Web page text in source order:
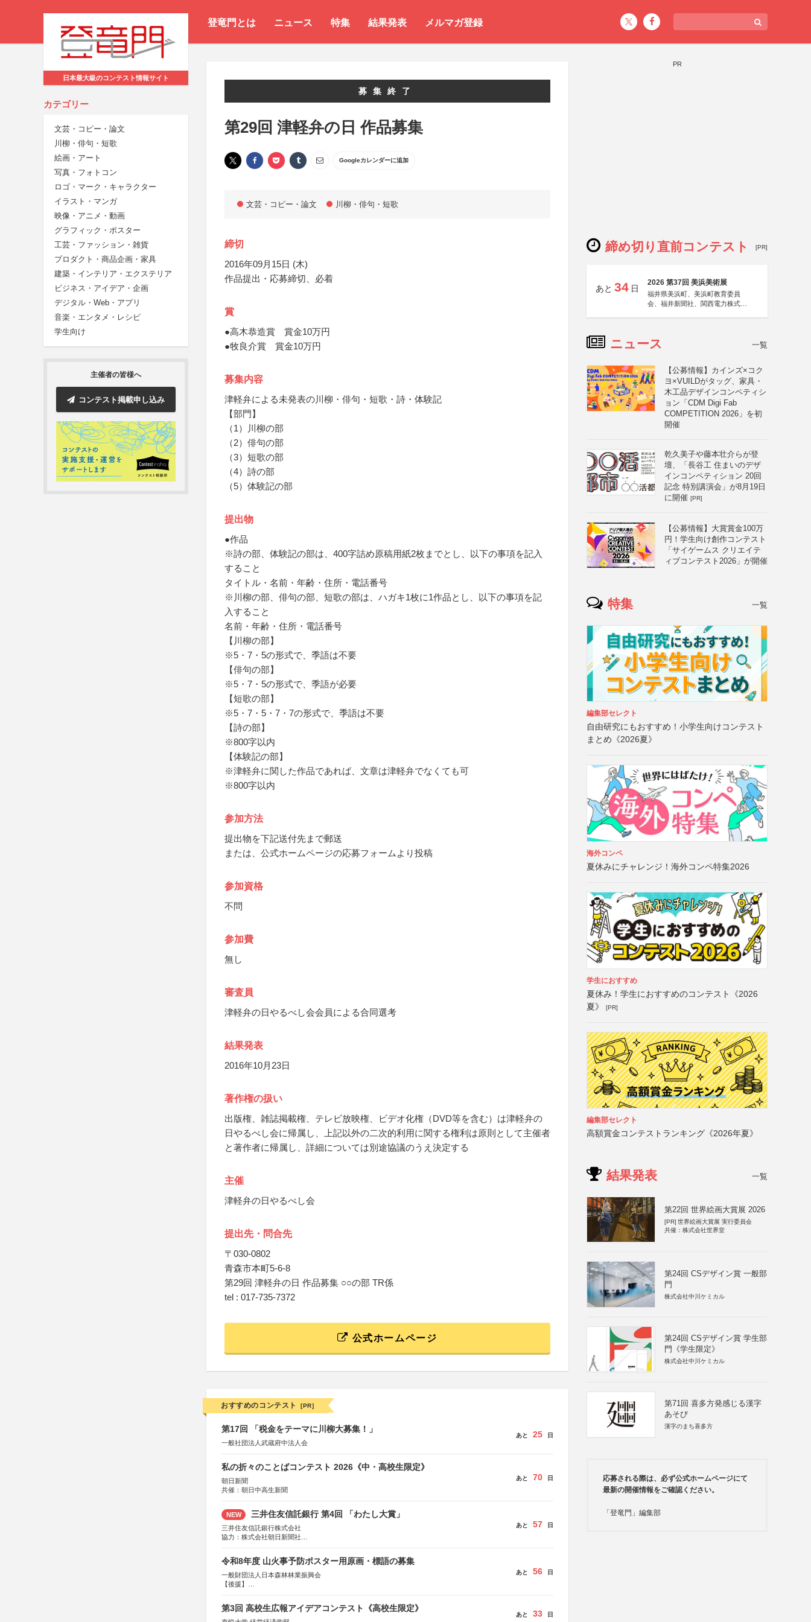
登竜門とは ニュース 特集 結果発表 メルマガ登録
日本最大級のコンテスト情報サイト
カテゴリー
文芸・コピー・論文
川柳・俳句・短歌
絵画・アート
写真・フォトコン
ロゴ・マーク・キャラクター
イラスト・マンガ
映像・アニメ・動画
グラフィック・ポスター
工芸・ファッション・雑貨
プロダクト・商品企画・家具
建築・インテリア・エクステリア
ビジネス・アイデア・企画
デジタル・Web・アプリ
音楽・エンタメ・レシピ
学生向け
主催者の皆様へ
コンテスト掲載申し込み
募集終了
第29回 津軽弁の日 作品募集
Googleカレンダーに追加
文芸・コピー・論文 川柳・俳句・短歌
締切
2016年09月15日 (木)
作品提出・応募締切、必着
賞
●高木恭造賞 賞金10万円
●牧良介賞 賞金10万円
募集内容
津軽弁による未発表の川柳・俳句・短歌・詩・体験記
【部門】
（1）川柳の部
（2）俳句の部
（3）短歌の部
（4）詩の部
（5）体験記の部
提出物
●作品
※詩の部、体験記の部は、400字詰め原稿用紙2枚までとし、以下の事項を記入
すること
タイトル・名前・年齢・住所・電話番号
※川柳の部、俳句の部、短歌の部は、ハガキ1枚に1作品とし、以下の事項を記
入すること
名前・年齢・住所・電話番号
【川柳の部】
※5・7・5の形式で、季語は不要
【俳句の部】
※5・7・5の形式で、季語が必要
【短歌の部】
※5・7・5・7・7の形式で、季語は不要
【詩の部】
※800字以内
【体験記の部】
※津軽弁に関した作品であれば、文章は津軽弁でなくても可
※800字以内
参加方法
提出物を下記送付先まで郵送
または、公式ホームページの応募フォームより投稿
参加資格
不問
参加費
無し
審査員
津軽弁の日やるべし会会員による合同選考
結果発表
2016年10月23日
著作権の扱い
出版権、雑誌掲載権、テレビ放映権、ビデオ化権（DVD等を含む）は津軽弁の
日やるべし会に帰属し、上記以外の二次的利用に関する権利は原則として主催者
と著作者に帰属し、詳細については別途協議のうえ決定する
主催
津軽弁の日やるべし会
提出先・問合先
〒030-0802
青森市本町5-6-8
第29回 津軽弁の日 作品募集 ○○の部 TR係
tel : 017-735-7372
公式ホームページ
おすすめのコンテスト [PR]
第17回 「税金をテーマに川柳大募集！」
一般社団法人武蔵府中法人会
あと 25 日
私の折々のことばコンテスト 2026《中・高校生限定》
朝日新聞
共催：朝日中高生新聞
あと 70 日
NEW 三井住友信託銀行 第4回 「わたし大賞」
三井住友信託銀行株式会社
協力：株式会社朝日新聞社
あと 57 日
令和8年度 山火事予防ポスター用原画・標語の募集
一般財団法人日本森林林業振興会
【後援】
あと 56 日
第3回 高校生広報アイデアコンテスト《高校生限定》
あと 33 日
PR
締め切り直前コンテスト [PR]
あと 34 日
2026 第37回 美浜美術展
福井県美浜町、美浜町教育委員
会、福井新聞社、関西電力株式会
ニュース 一覧
【公募情報】カインズ×コク
ヨ×VUILDがタッグ、家具・
木工品デザインコンペティシ
ョン「CDM Digi Fab
COMPETITION 2026」を初
開催
乾久美子や藤本壮介らが登
壇、「長谷工 住まいのデザ
インコンペティション 20回
記念 特別講演会」が8月19日
に開催 [PR]
【公募情報】大賞賞金100万
円！学生向け創作コンテスト
「サイゲームス クリエイテ
ィブコンテスト2026」が開催
特集 一覧
編集部セレクト
自由研究にもおすすめ！小学生向けコンテスト
まとめ《2026夏》
海外コンペ
夏休みにチャレンジ！海外コンペ特集2026
学生におすすめ
夏休み！学生におすすめのコンテスト《2026
夏》
[PR]
編集部セレクト
高額賞金コンテストランキング《2026年夏》
結果発表 一覧
第22回 世界絵画大賞展 2026
[PR] 世界絵画大賞展 実行委員会
共催：株式会社世界堂
第24回 CSデザイン賞 一般部
門
株式会社中川ケミカル
第24回 CSデザイン賞 学生部
門《学生限定》
株式会社中川ケミカル
第71回 喜多方発感じる漢字
あそび
漢字のまち喜多方
応募される際は、必ず公式ホームページにて
最新の開催情報をご確認ください。
「登竜門」編集部